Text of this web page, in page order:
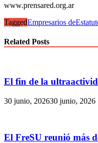
www.prensared.org.ar
TaggedEmpresarios de
Related Posts
El fin de la
30 junio, 202630 junio, 2026
El FreSU reunió más